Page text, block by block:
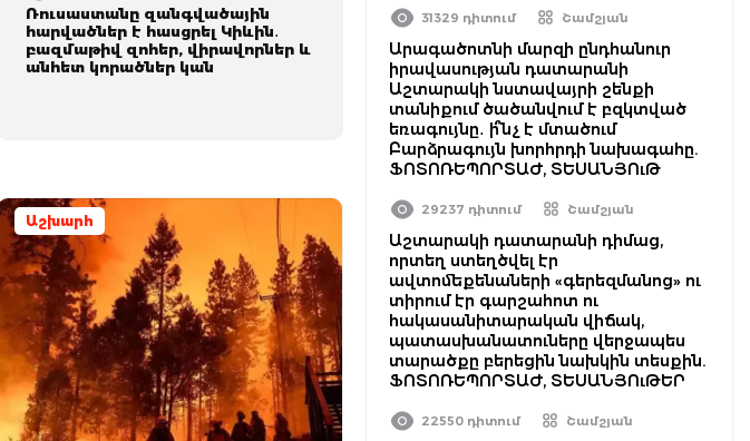
Ռուսաստանը զանգվածային
հարվածներ է հասցրել Կիևին․
բազմաթիվ զոհեր, վիրավորներ և
անհետ կորածներ կան
Աշխարհ
31329 դիտում Շամշյան
Արագածոտնի մարզի ընդհանուր
իրավասության դատարանի
Աշտարակի նստավայրի շենքի
տանիքում ծածանվում է բզկտված
եռագույնը․ ի՞նչ է մտածում
Բարձրագույն խորհրդի նախագահը.
ՖՈՏՈՌԵՊՈՐՏԱԺ, ՏԵՍԱՆՅՈւԹ
29237 դիտում Շամշյան
Աշտարակի դատարանի դիմաց,
որտեղ ստեղծվել էր
ավտոմեքենաների «գերեզմանոց» ու
տիրում էր գարշահոտ ու
հակասանիտարական վիճակ,
պատասխանատուները վերջապես
տարածքը բերեցին նախկին տեսքին.
ՖՈՏՈՌԵՊՈՐՏԱԺ, ՏԵՍԱՆՅՈւԹԵՐ
22550 դիտում Շամշյան